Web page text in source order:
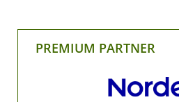
PREMIUM PARTNER